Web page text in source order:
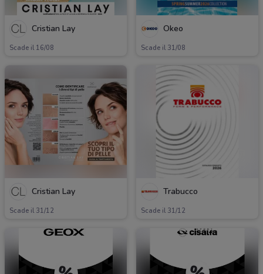
Cristian Lay
Scade il 16/08
Okeo
Scade il 31/08
Cristian Lay
Scade il 31/12
Trabucco
Scade il 31/12